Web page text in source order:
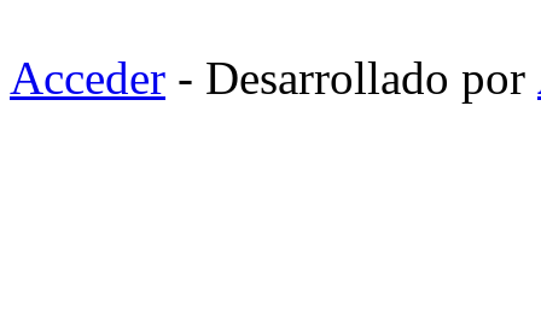
Acceder - Desarrollado por